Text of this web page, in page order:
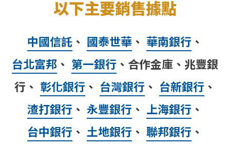
以下主要銷售據點
中國信託 、 國泰世華 、 華南銀行 、
台北富邦 、 第一銀行 、合作金庫、兆豐銀
行、 彰化銀行 、 台灣銀行 、 台新銀行 、
渣打銀行 、 永豐銀行 、 上海銀行 、
台中銀行 、 土地銀行 、 聯邦銀行 、